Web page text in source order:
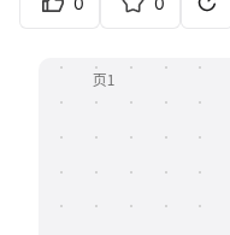
客户案例
支持